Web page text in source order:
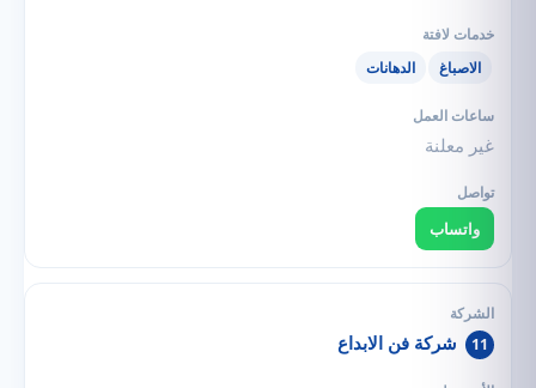
الاصباغ الدهانات
غير معلنة
واتساب
11 شركة فن الابداع